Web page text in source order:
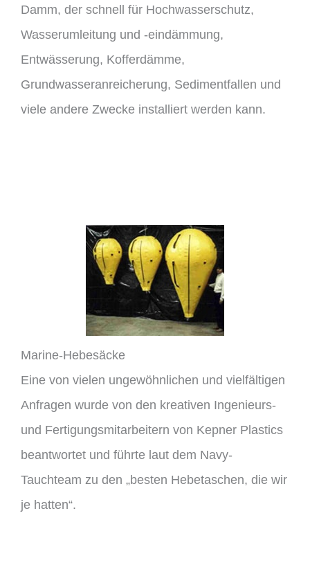
Damm, der schnell für Hochwasserschutz,
Wasserumleitung und -eindämmung,
Entwässerung, Kofferdämme,
Grundwasseranreicherung, Sedimentfallen und
viele andere Zwecke installiert werden kann.
Marine-Hebesäcke
Eine von vielen ungewöhnlichen und vielfältigen
Anfragen wurde von den kreativen Ingenieurs-
und Fertigungsmitarbeitern von Kepner Plastics
beantwortet und führte laut dem Navy-
Tauchteam zu den „besten Hebetaschen, die wir
je hatten“.